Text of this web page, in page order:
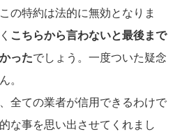
の特約は法的に無効となりま
こちらから言わないと最後まで
ったでしょう。一度ついた疑念
。
全ての業者が信用できるわけで
な事を思い出させてくれまし